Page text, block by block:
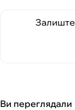
Залиште
Ви переглядали